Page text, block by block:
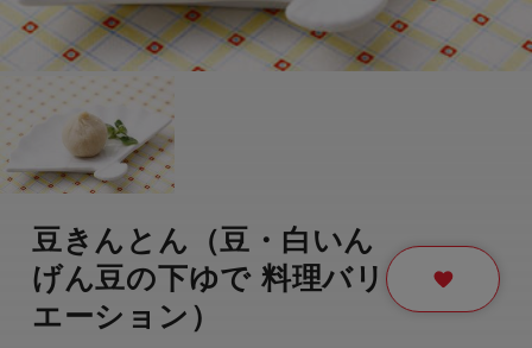
豆きんとん（豆・白いん
げん豆の下ゆで 料理バリ
エーション）